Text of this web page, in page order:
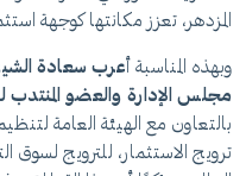
المزدهر، تعزز مكانتها كوجهة
وبهذه المناسبة أ عرب سعادة
مجلس الإدارة والعضو
بالتعاون مع الهيئة العامة
ترويج الاستثمار، للترويج لسوق